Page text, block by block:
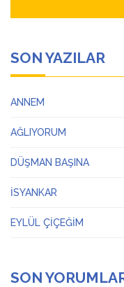
SON YAZILAR
ANNEM
AĞLIYORUM
DÜŞMAN BAŞINA
İSYANKAR
EYLÜL ÇİÇEĞİM
SON